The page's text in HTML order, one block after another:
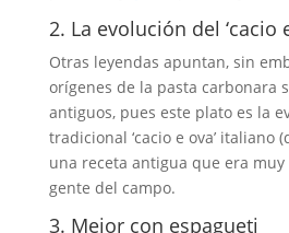
2. La evolución del ‘cacio
Otras leyendas apuntan, sin
orígenes de la pasta carbonara
antiguos, pues este plato es la
tradicional ‘cacio e ova’ italiano
una receta antigua que era
gente del campo.
3. Mejor con espagueti